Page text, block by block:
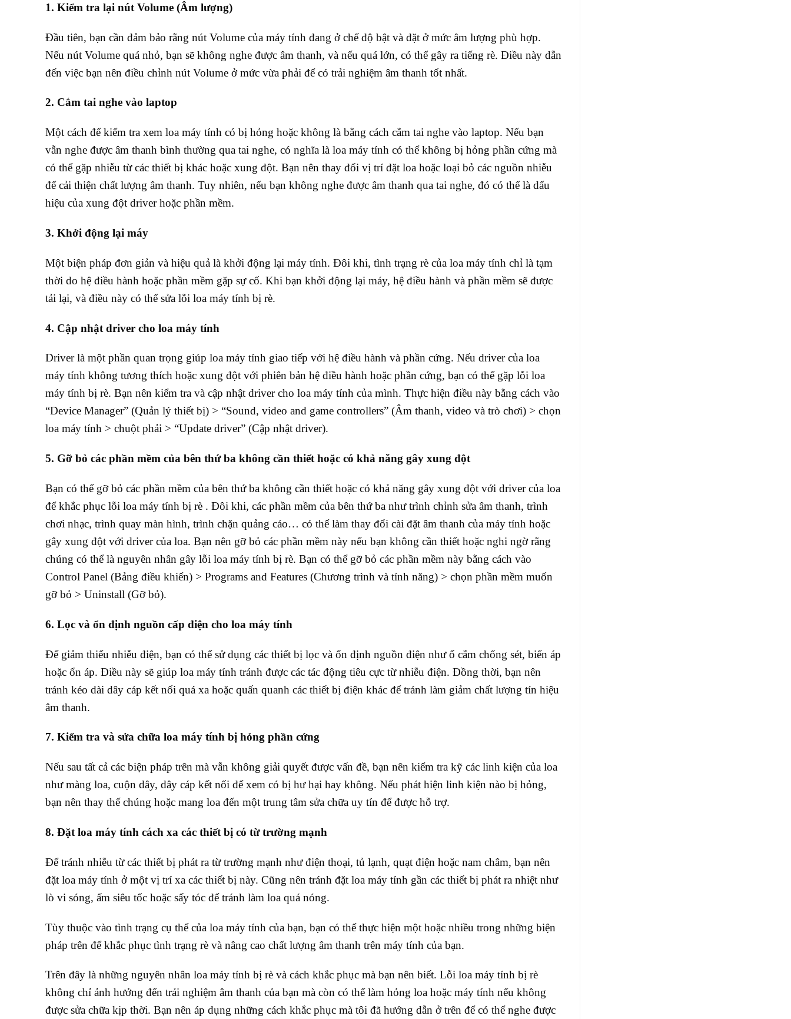
1. Kiểm tra lại nút Volume (Âm lượng)
Đầu tiên, bạn cần đảm bảo rằng nút Volume của máy tính đang ở chế độ bật và đặt ở mức âm lượng phù hợp.
Nếu nút Volume quá nhỏ, bạn sẽ không nghe được âm thanh, và nếu quá lớn, có thể gây ra tiếng rè. Điều này dẫn
đến việc bạn nên điều chỉnh nút Volume ở mức vừa phải để có trải nghiệm âm thanh tốt nhất.
2. Cắm tai nghe vào laptop
Một cách để kiểm tra xem loa máy tính có bị hỏng hoặc không là bằng cách cắm tai nghe vào laptop. Nếu bạn
vẫn nghe được âm thanh bình thường qua tai nghe, có nghĩa là loa máy tính có thể không bị hỏng phần cứng mà
có thể gặp nhiễu từ các thiết bị khác hoặc xung đột. Bạn nên thay đổi vị trí đặt loa hoặc loại bỏ các nguồn nhiễu
để cải thiện chất lượng âm thanh. Tuy nhiên, nếu bạn không nghe được âm thanh qua tai nghe, đó có thể là dấu
hiệu của xung đột driver hoặc phần mềm.
3. Khởi động lại máy
Một biện pháp đơn giản và hiệu quả là khởi động lại máy tính. Đôi khi, tình trạng rè của loa máy tính chỉ là tạm
thời do hệ điều hành hoặc phần mềm gặp sự cố. Khi bạn khởi động lại máy, hệ điều hành và phần mềm sẽ được
tải lại, và điều này có thể sửa lỗi loa máy tính bị rè.
4. Cập nhật driver cho loa máy tính
Driver là một phần quan trọng giúp loa máy tính giao tiếp với hệ điều hành và phần cứng. Nếu driver của loa
máy tính không tương thích hoặc xung đột với phiên bản hệ điều hành hoặc phần cứng, bạn có thể gặp lỗi loa
máy tính bị rè. Bạn nên kiểm tra và cập nhật driver cho loa máy tính của mình. Thực hiện điều này bằng cách vào
“Device Manager” (Quản lý thiết bị) > “Sound, video and game controllers” (Âm thanh, video và trò chơi) > chọn
loa máy tính > chuột phải > “Update driver” (Cập nhật driver).
5. Gỡ bỏ các phần mềm của bên thứ ba không cần thiết hoặc có khả năng gây xung đột
Bạn có thể gỡ bỏ các phần mềm của bên thứ ba không cần thiết hoặc có khả năng gây xung đột với driver của loa
để khắc phục lỗi loa máy tính bị rè . Đôi khi, các phần mềm của bên thứ ba như trình chỉnh sửa âm thanh, trình
chơi nhạc, trình quay màn hình, trình chặn quảng cáo… có thể làm thay đổi cài đặt âm thanh của máy tính hoặc
gây xung đột với driver của loa. Bạn nên gỡ bỏ các phần mềm này nếu bạn không cần thiết hoặc nghi ngờ rằng
chúng có thể là nguyên nhân gây lỗi loa máy tính bị rè. Bạn có thể gỡ bỏ các phần mềm này bằng cách vào
Control Panel (Bảng điều khiển) > Programs and Features (Chương trình và tính năng) > chọn phần mềm muốn
gỡ bỏ > Uninstall (Gỡ bỏ).
6. Lọc và ổn định nguồn cấp điện cho loa máy tính
Để giảm thiểu nhiễu điện, bạn có thể sử dụng các thiết bị lọc và ổn định nguồn điện như ổ cắm chống sét, biến áp
hoặc ổn áp. Điều này sẽ giúp loa máy tính tránh được các tác động tiêu cực từ nhiễu điện. Đồng thời, bạn nên
tránh kéo dài dây cáp kết nối quá xa hoặc quấn quanh các thiết bị điện khác để tránh làm giảm chất lượng tín hiệu
âm thanh.
7. Kiểm tra và sửa chữa loa máy tính bị hỏng phần cứng
Nếu sau tất cả các biện pháp trên mà vẫn không giải quyết được vấn đề, bạn nên kiểm tra kỹ các linh kiện của loa
như màng loa, cuộn dây, dây cáp kết nối để xem có bị hư hại hay không. Nếu phát hiện linh kiện nào bị hỏng,
bạn nên thay thế chúng hoặc mang loa đến một trung tâm sửa chữa uy tín để được hỗ trợ.
8. Đặt loa máy tính cách xa các thiết bị có từ trường mạnh
Để tránh nhiễu từ các thiết bị phát ra từ trường mạnh như điện thoại, tủ lạnh, quạt điện hoặc nam châm, bạn nên
đặt loa máy tính ở một vị trí xa các thiết bị này. Cũng nên tránh đặt loa máy tính gần các thiết bị phát ra nhiệt như
lò vi sóng, ấm siêu tốc hoặc sấy tóc để tránh làm loa quá nóng.
Tùy thuộc vào tình trạng cụ thể của loa máy tính của bạn, bạn có thể thực hiện một hoặc nhiều trong những biện
pháp trên để khắc phục tình trạng rè và nâng cao chất lượng âm thanh trên máy tính của bạn.
Trên đây là những nguyên nhân loa máy tính bị rè và cách khắc phục mà bạn nên biết. Lỗi loa máy tính bị rè
không chỉ ảnh hưởng đến trải nghiệm âm thanh của bạn mà còn có thể làm hỏng loa hoặc máy tính nếu không
được sửa chữa kịp thời. Bạn nên áp dụng những cách khắc phục mà tôi đã hướng dẫn ở trên để có thể nghe được